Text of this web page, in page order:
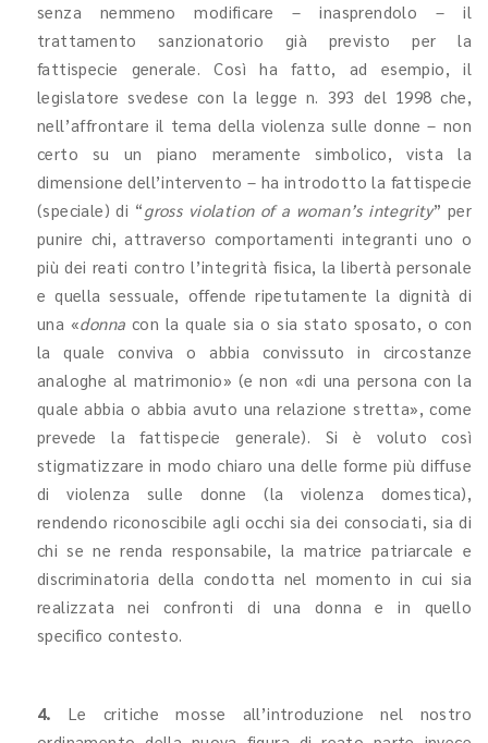
senza nemmeno modificare – inasprendolo – il
trattamento sanzionatorio già previsto per la
fattispecie generale. Così ha fatto, ad esempio, il
legislatore svedese con la legge n. 393 del 1998 che,
nell’affrontare il tema della violenza sulle donne – non
certo su un piano meramente simbolico, vista la
dimensione dell’intervento – ha introdotto la fattispecie
(speciale) di “gross violation of a woman’s integrity” per
punire chi, attraverso comportamenti integranti uno o
più dei reati contro l’integrità fisica, la libertà personale
e quella sessuale, offende ripetutamente la dignità di
una «donna con la quale sia o sia stato sposato, o con
la quale conviva o abbia convissuto in circostanze
analoghe al matrimonio» (e non «di una persona con la
quale abbia o abbia avuto una relazione stretta», come
prevede la fattispecie generale). Si è voluto così
stigmatizzare in modo chiaro una delle forme più diffuse
di violenza sulle donne (la violenza domestica),
rendendo riconoscibile agli occhi sia dei consociati, sia di
chi se ne renda responsabile, la matrice patriarcale e
discriminatoria della condotta nel momento in cui sia
realizzata nei confronti di una donna e in quello
specifico contesto.
4. Le critiche mosse all’introduzione nel nostro